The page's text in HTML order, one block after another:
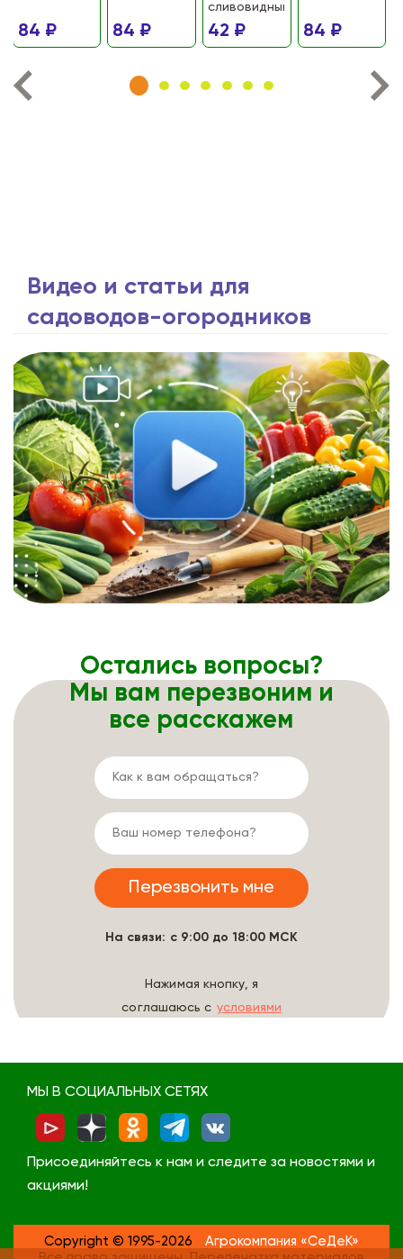
84 ₽ 84 ₽
сливовидный)
42 ₽ 84 ₽
Видео и статьи для
садоводов-огородников
Остались вопросы?
Мы вам перезвоним и
все расскажем
На связи: с 9:00 до 18:00 МСК
Нажимая кнопку, я
соглашаюсь с условиями
МЫ В СОЦИАЛЬНЫХ СЕТЯХ
Присоединяйтесь к нам и следите за новостями и
акциями!
Copyright © 1995-2026
Агрокомпания «СеДеК»